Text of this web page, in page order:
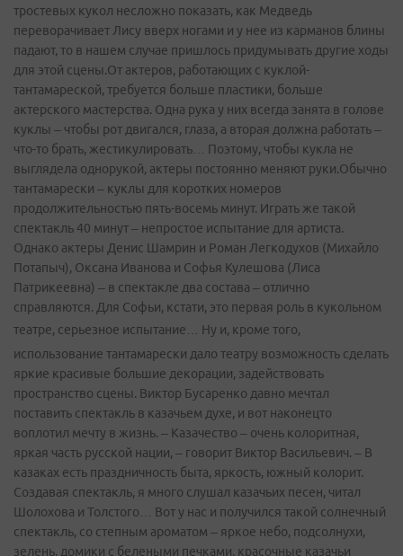
тростевых кукол несложно показать, как Медведь
переворачивает Лису вверх ногами и у нее из карманов блины
падают, то в нашем случае пришлось придумывать другие ходы
для этой сцены.От актеров, работающих с куклой-
тантамареской, требуется больше пластики, больше
актерского мастерства. Одна рука у них всегда занята в голове
куклы – чтобы рот двигался, глаза, а вторая должна работать –
что­-то брать, жестикулировать… Поэтому, чтобы кукла не
выглядела однорукой, актеры постоянно меняют руки.Обычно
тантамарески – куклы для коротких номеров
продолжительностью пять-восемь минут. Играть же такой
спектакль 40 минут – непростое испытание для артиста.
Однако актеры Денис Шамрин и Роман Легкодухов (Михайло
Потапыч), Оксана Иванова и Софья Кулешова (Лиса
Патрикеевна) – в спектакле два состава – отлично
справляются. Для Софьи, кстати, это первая роль в кукольном
театре, серьезное испытание… Ну и, кроме того,
использование тантамарески дало театру возможность сделать
яркие красивые большие декорации, задействовать
пространство сцены. Виктор Бусаренко давно мечтал
поставить спектакль в казачьем духе, и вот наконец­то
воплотил мечту в жизнь. – Казачество – очень колоритная,
яркая часть русской нации, – говорит Виктор Васильевич. – В
казаках есть праздничность быта, яркость, южный колорит.
Создавая спектакль, я много слушал казачьих песен, читал
Шолохова и Толстого… Вот у нас и получился такой солнечный
спектакль, со степным ароматом – яркое небо, подсолнухи,
зелень, домики с белеными печками, красочные казачьи